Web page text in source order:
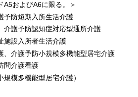
A5およびA6に限る。＞
予防短期入所生活介護
介護予防認知症対応型通所介護
施設入所者生活介護
、介護予防小規模多機能型居宅介護
問介護看護
模多機能型居宅介護）